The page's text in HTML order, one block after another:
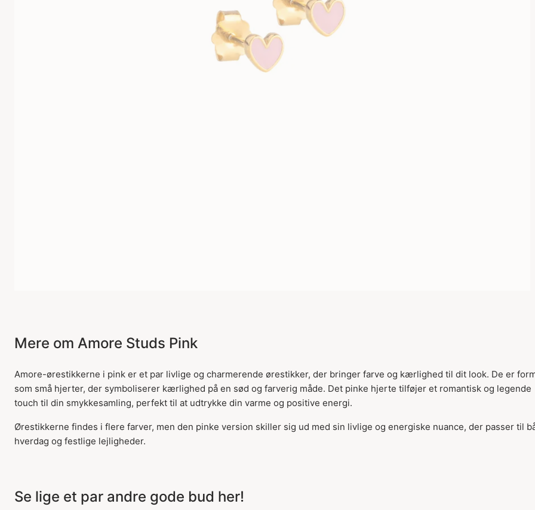
Varen er tilføjet til
kurven
Mere om Amore Studs Pink
Amore-ørestikkerne i pink er et par livlige og charmerende ørestikker, der bringer farve og kærlighed til dit look. De er
som små hjerter, der symboliserer kærlighed på en sød og farverig måde. Det pinke hjerte tilføjer et romantisk og legende
touch til din smykkesamling, perfekt til at udtrykke din varme og positive energi.
Ørestikkerne findes i flere farver, men den pinke version skiller sig ud med sin livlige og energiske nuance, der passer til
hverdag og festlige lejligheder.
Se lige et par andre gode bud her!